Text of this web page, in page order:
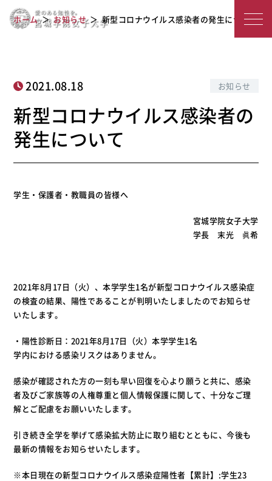
宮
女
子
大
新型コロナウイルス感染者の発生につ
いて
ホーム お知らせ 新型コロナウイルス感染者の発生について
2021.08.18 お知らせ
新型コロナウイルス感染者の
発生について
学生・保護者・教職員の皆様へ
宮城学院女子大学
学長 末光 眞希
2021年8月17日（火）、本学学生1名が新型コロナウイルス感染症
の検査の結果、陽性であることが判明いたしましたのでお知らせ
いたします。
・陽性診断日：2021年8月17日（火）本学学生1名
学内における感染リスクはありません。
感染が確認された方の一刻も早い回復を心より願うと共に、感染
者及びご家族等の人権尊重と個人情報保護に関して、十分なご理
解とご配慮をお願いいたします。
引き続き全学を挙げて感染拡大防止に取り組むとともに、今後も
最新の情報をお知らせいたします。
※本日現在の新型コロナウイルス感染症陽性者【累計】:学生23